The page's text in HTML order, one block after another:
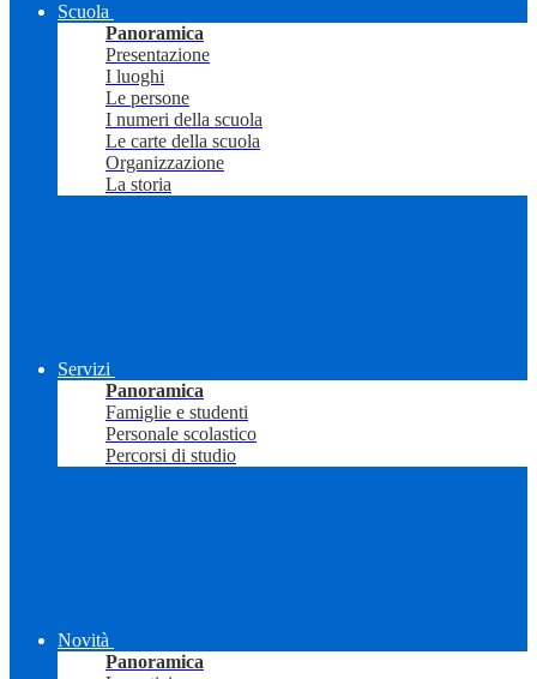
Scuola
Panoramica
Presentazione
I luoghi
Le persone
I numeri della scuola
Le carte della scuola
Organizzazione
La storia
Servizi
Panoramica
Famiglie e studenti
Personale scolastico
Percorsi di studio
Novità
Panoramica